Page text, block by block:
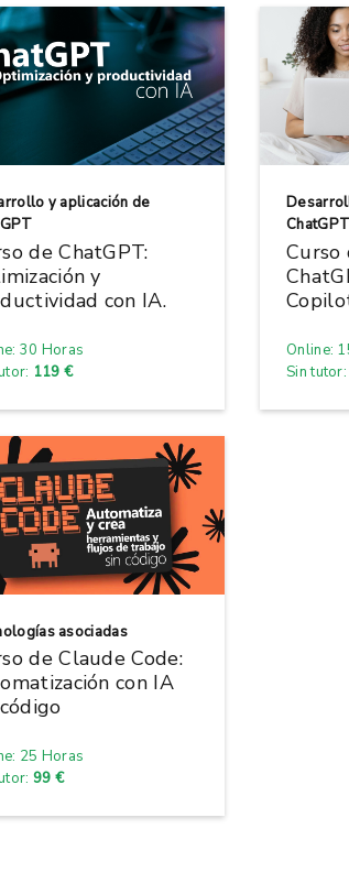
y aplicación de
de ChatGPT:
y
con IA.
30 Horas
119 €
ChatGPT
Curso
Online:
Sin
asociadas
de Claude Code:
con IA
25 Horas
99 €